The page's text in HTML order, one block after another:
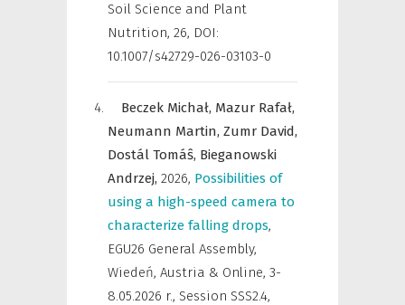
Soil Science and Plant
Nutrition, 26, DOI:
10.1007/s42729-026-03103-0
Beczek Michał, Mazur Rafał,
Neumann Martin, Zumr David,
Dostál Tomáŝ, Bieganowski
Andrzej, 2026, Possibilities of
using a high-speed camera to
characterize falling drops,
EGU26 General Assembly,
Wiedeń, Austria & Online, 3-
8.05.2026 r., Session SSS2.4,